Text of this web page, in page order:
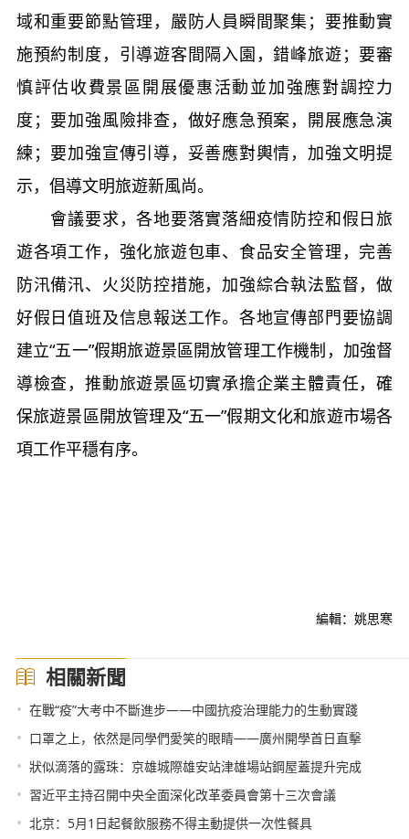
域和重要節點管理，嚴防人員瞬間聚集；要推動實
施預約制度，引導遊客間隔入園，錯峰旅遊；要審
慎評估收費景區開展優惠活動並加強應對調控力
度；要加強風險排查，做好應急預案，開展應急演
練；要加強宣傳引導，妥善應對輿情，加強文明提
示，倡導文明旅遊新風尚。
會議要求，各地要落實落細疫情防控和假日旅
遊各項工作，強化旅遊包車、食品安全管理，完善
防汛備汛、火災防控措施，加強綜合執法監督，做
好假日值班及信息報送工作。各地宣傳部門要協調
建立“五一”假期旅遊景區開放管理工作機制，加強督
導檢查，推動旅遊景區切實承擔企業主體責任，確
保旅遊景區開放管理及“五一”假期文化和旅遊市場各
項工作平穩有序。
編輯：姚思寒
相關新聞
• 在戰“疫”大考中不斷進步——中國抗疫治理能力的生動實踐
• 口罩之上，依然是同學們愛笑的眼睛——廣州開學首日直擊
• 狀似滴落的露珠：京雄城際雄安站津雄場站鋼屋蓋提升完成
• 習近平主持召開中央全面深化改革委員會第十三次會議
• 北京：5月1日起餐飲服務不得主動提供一次性餐具